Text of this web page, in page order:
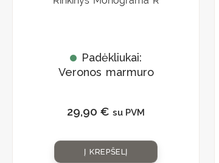
Padėkliukai:
Veronos marmuro
29,90 € su PVM
Į KREPŠELĮ